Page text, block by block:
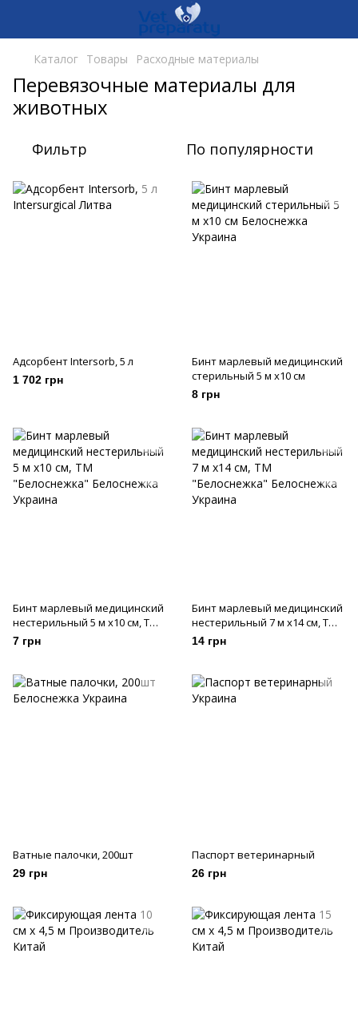
Каталог Товары Расходные материалы
Перевязочные материалы для
животных
Фильтр По популярности
Адсорбент Intersorb, 5 л
1 702 грн
Бинт марлевый медицинский
стерильный 5 м х10 см
8 грн
Бинт марлевый медицинский
нестерильный 5 м х10 см, ТМ
"Белоснежка"
7 грн
Бинт марлевый медицинский
нестерильный 7 м х14 см, ТМ
"Белоснежка"
14 грн
Ватные палочки, 200шт
29 грн
Паспорт ветеринарный
26 грн